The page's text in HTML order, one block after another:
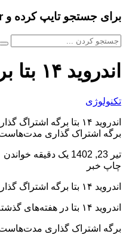
برای جستجو تایپ کرده و Enter را بزنید
اندروید ۱۴ بتا برگه اشتراگ گذاری را تغییر داد
تکنولوژی
برگه اشتراک گذاری
تیر 23, 1402
یک دقیقه خواندن
چاپ خبر
اندروید ۱۴ بتا برگه اشتراگ گذاری را تغییر داد
اندروید ۱۴ بتا در هفته‌های گذشته به طور پیوسته برگه اشتراک‌گذاری را تغییر داده است تا علاوه بر بهبود ظاهر آن گزینه‌های بیشتری برای آن را ارائه کند.
برگه اشتراک گذاری مدت‌هاست